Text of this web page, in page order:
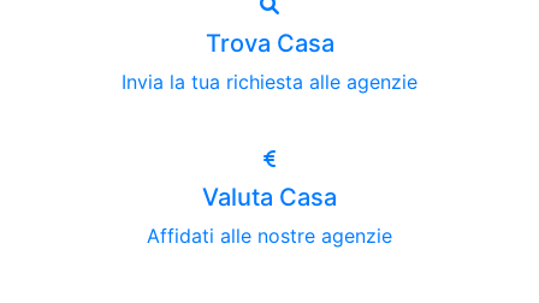
Trova Casa
Invia la tua richiesta alle agenzie
Valuta Casa
Affidati alle nostre agenzie